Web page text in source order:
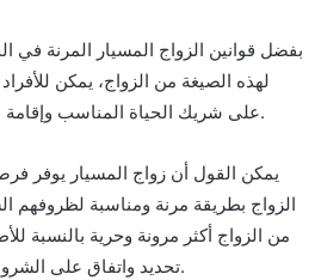
بفضل قوانين الزواج المسيار المرنة في
لهذه الصيغة من الزواج، يمكن
على شريك الحياة المناسب وإقامة علاقة زوجية قوية ومستقرة.
يمكن القول أن زواج المسيار يوفر
الزواج بطريقة مرنة ومناسبة لظروفهم
من الزواج أكثر مرونة وحرية بالنسبة
تحديد واتفاق على الشروط والتفاصيل التي تناسبهم.